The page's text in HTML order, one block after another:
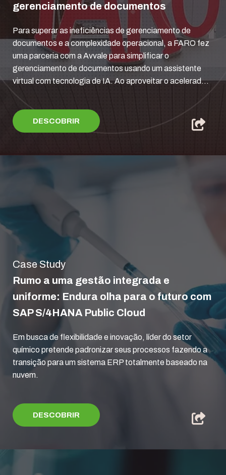
gerenciamento de documentos
Para superar as ineficiências de gerenciamento de
documentos e a complexidade operacional, a FARO fez
uma parceria com a Avvale para simplificar o
gerenciamento de documentos usando um assistente
virtual com tecnologia de IA. Ao aproveitar o acelerad...
DESCOBRIR
Case Study
Rumo a uma gestão integrada e
uniforme: Endura olha para o futuro com
SAP S/4HANA Public Cloud
Em busca de flexibilidade e inovação, líder do setor
químico pretende padronizar seus processos fazendo a
transição para um sistema ERP totalmente baseado na
nuvem.
DESCOBRIR